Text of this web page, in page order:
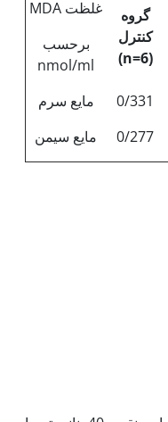
غلظت MDA
برحسب
nmol/ml
گروه
کنترل
(
n=6
)
مایع سرم
0/331
مایع سیمن
0/277